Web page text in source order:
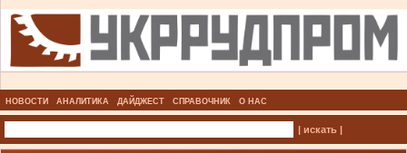
НОВОСТИ АНАЛИТИКА ДАЙДЖЕСТ СПРАВОЧНИК О НАС
| искать |